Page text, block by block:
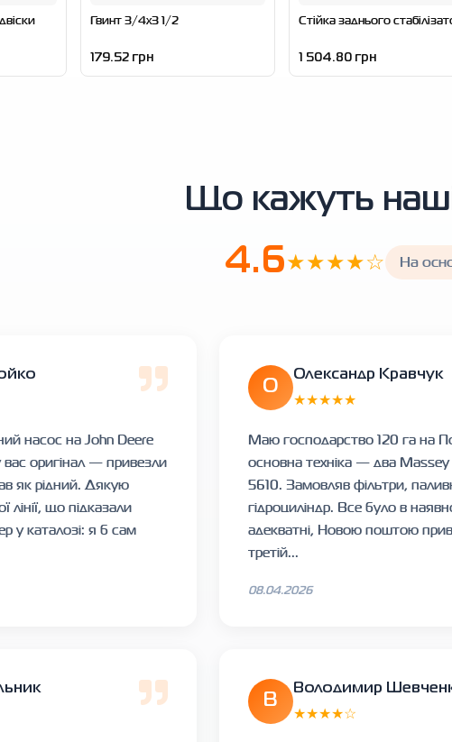
Гвинт 3/4x3 1/2
179.52 грн
Стійка заднього
1 504.80 грн
Що кажуть наші
4.6★★★★☆ На
насос на John Deere
оригінал — привезли
як рідний. Дякую
лінії, що підказали
у каталозі: я б сам
О
Олександр Кравчук
★★★★★
Маю господарство 120 га на
основна техніка — два
5610. Замовляв фільтри,
гідроциліндр. Все було в
адекватні, Новою поштою
третій...
08.04.2026
В
Володимир
★★★★☆